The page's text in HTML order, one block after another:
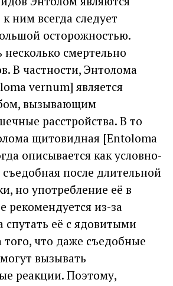
к ним всегда следует
осторожностью.
смертельно
В частности, Энтолома
vernum] является
вызывающим
расстройства. В то
щитовидная [Entoloma
описывается как условно-
после длительной
но употребление её в
рекомендуется из-за
спутать её с ядовитыми
что даже съедобные
вызывать
реакции. Поэтому,